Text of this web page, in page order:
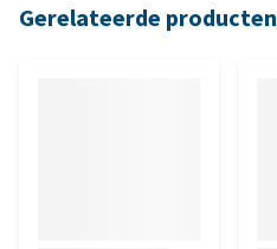
Gerelateerde producten